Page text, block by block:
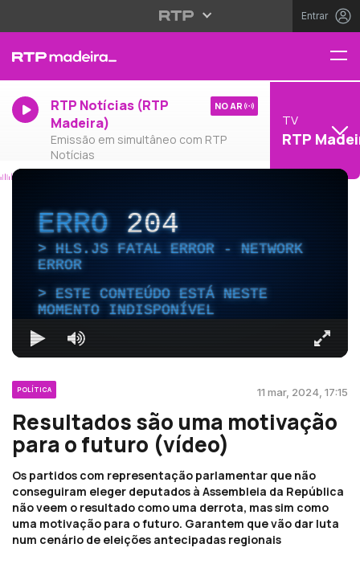
Entrar
RTP Notícias (RTP
Madeira)
Emissão em simultâneo com RTP
Notícias
NO AR
TV
RTP
ERRO204
HLS.JS FATAL ERROR - NETWORK
ERROR
ESTE CONTEÚDO ESTÁ NESTE
MOMENTO INDISPONÍVEL
POLÍTICA 11 mar, 2024, 17:15
Resultados são uma motivação
para o futuro (vídeo)
Os partidos com representação parlamentar que não
conseguiram eleger deputados à Assembleia da República
não veem o resultado como uma derrota, mas sim como
uma motivação para o futuro. Garantem que vão dar luta
num cenário de eleições antecipadas regionais